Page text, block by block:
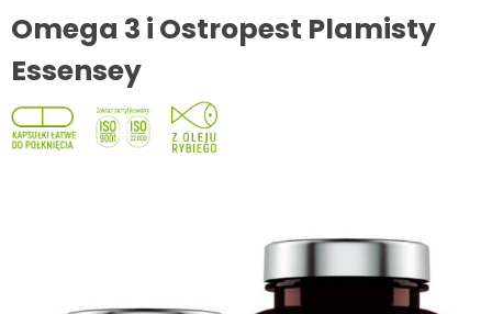
Omega 3 i Ostropest Plamisty
Essensey